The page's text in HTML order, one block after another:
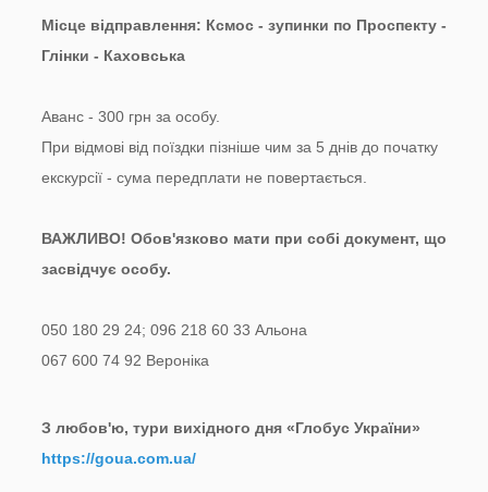
Місце відправлення: Ксмос - зупинки по Проспекту -
Глінки - Каховська
Аванс - 300 грн за особу.
При відмові від поїздки пізніше чим за 5 днів до початку
екскурсії - сума передплати не повертається.
ВАЖЛИВО! Обов'язково мати при собі документ, що
засвідчує особу.
050 180 29 24; 096 218 60 33 Альона
067 600 74 92 Вероніка
З любов'ю, тури вихідного дня «Глобус України»
https://goua.com.ua/